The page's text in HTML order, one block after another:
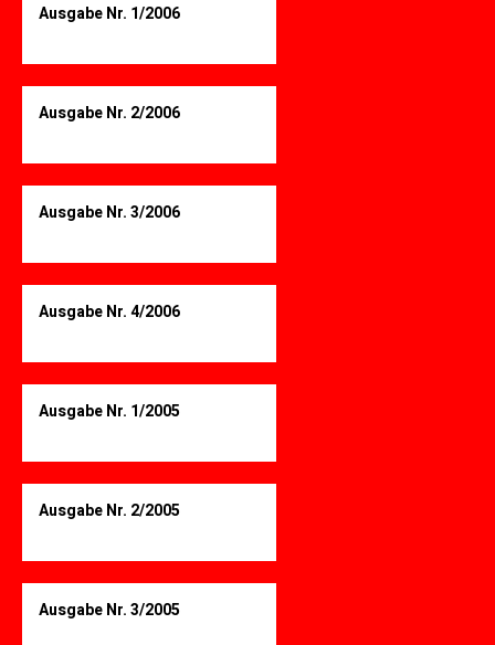
Ausgabe Nr. 1/2006
Ausgabe Nr. 2/2006
Ausgabe Nr. 3/2006
Ausgabe Nr. 4/2006
Ausgabe Nr. 1/2005
Ausgabe Nr. 2/2005
Ausgabe Nr. 3/2005